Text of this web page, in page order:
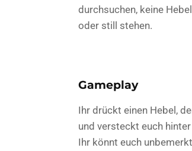
durchsuchen, keine
oder still stehen.
Gameplay
Ihr drückt einen Hebel,
und versteckt euch
Ihr könnt euch